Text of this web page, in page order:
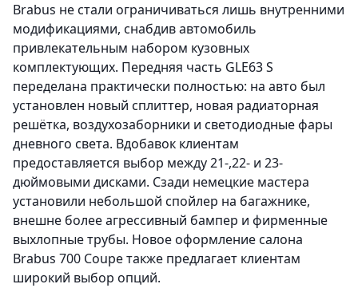
Brabus не стали ограничиваться лишь внутренними
модификациями, снабдив автомобиль
привлекательным набором кузовных
комплектующих. Передняя часть GLE63 S
переделана практически полностью: на авто был
установлен новый сплиттер, новая радиаторная
решётка, воздухозаборники и светодиодные фары
дневного света. Вдобавок клиентам
предоставляется выбор между 21-,22- и 23-
дюймовыми дисками. Сзади немецкие мастера
установили небольшой спойлер на багажнике,
внешне более агрессивный бампер и фирменные
выхлопные трубы. Новое оформление салона
Brabus 700 Coupe также предлагает клиентам
широкий выбор опций.